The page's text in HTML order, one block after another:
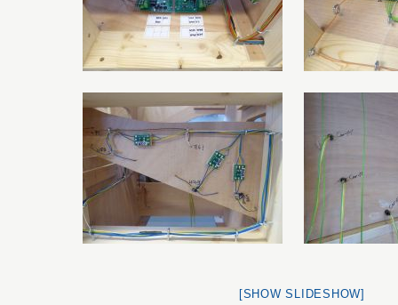
[SHOW SLIDESHOW]